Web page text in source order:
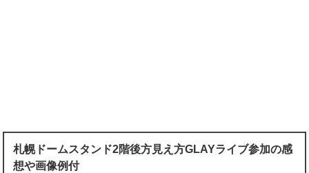
札幌ドームスタンド2階後方見え方GLAYライブ参加の感
想や画像例付